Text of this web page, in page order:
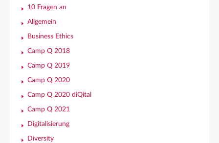
10 Fragen an
Allgemein
Business Ethics
Camp Q 2018
Camp Q 2019
Camp Q 2020
Camp Q 2020 diQital
Camp Q 2021
Digitalisierung
Diversity